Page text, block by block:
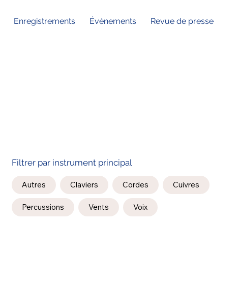
Enregistrements Événements Revue de presse
Filtrer par instrument principal
Autres Claviers Cordes Cuivres
Percussions Vents Voix